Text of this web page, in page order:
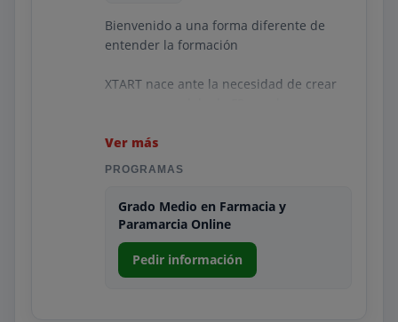
Bienvenido a una forma diferente de
entender la formación
XTART nace ante la necesidad de crear
formación, ofreciéndole la posibilidad de
especializarse en función de las
proporcionándole las habilidades y
competencias más demandadas por las
empresas.
Otra formación es posible. Somos XTART.
Ver más
PROGRAMAS
Grado Medio en Farmacia y
Paramarcia Online
Pedir información